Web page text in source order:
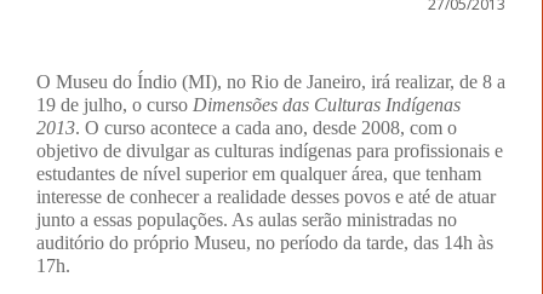
O Museu do Índio (MI), no Rio de Janeiro, irá realizar, de 8 a
19 de julho, o curso Dimensões das Culturas Indígenas
2013. O curso acontece a cada ano, desde 2008, com o
objetivo de divulgar as culturas indígenas para profissionais e
estudantes de nível superior em qualquer área, que tenham
interesse de conhecer a realidade desses povos e até de atuar
junto a essas populações. As aulas serão ministradas no
auditório do próprio Museu, no período da tarde, das 14h às
17h.